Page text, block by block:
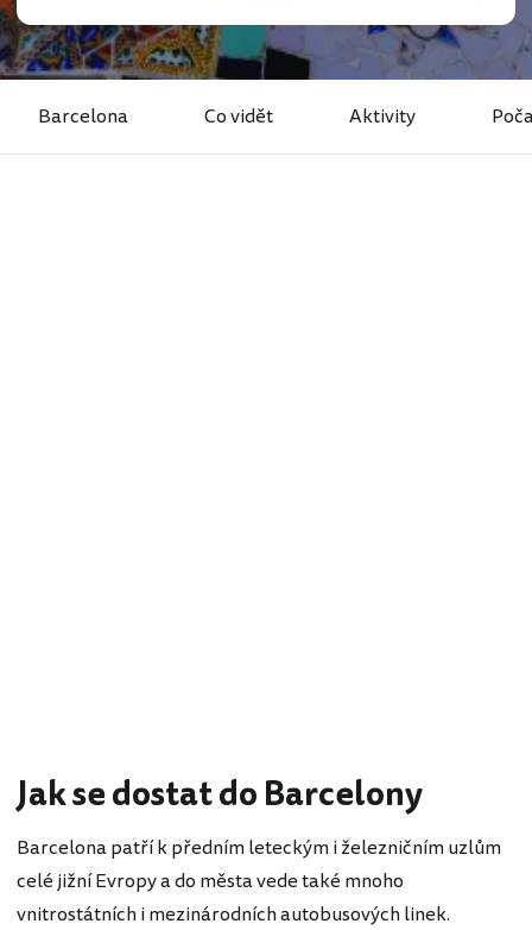
Barcelona Co vidět Aktivity
Jak se dostat do Barcelony
Barcelona patří k předním leteckým i železničním uzlům
celé jižní Evropy a do města vede také mnoho
vnitrostátních i mezinárodních autobusových linek.